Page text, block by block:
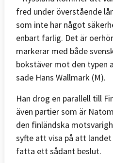
fred under överstående
som inte har något
enbart farlig. Det är
markerar med både
bokstäver mot den typen
sade Hans Wallmark (M).
Han drog en parallell till
även partier som är
den finländska
syfte att visa på att
fatta ett sådant beslut.